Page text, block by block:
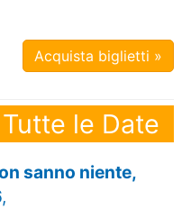
Acquista biglietti »
le Date
sanno niente,